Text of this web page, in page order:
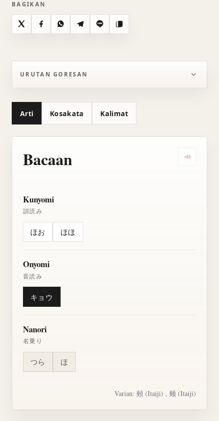
BAGIKAN
X FacebookWhatsAppTelegramLine Salin
URUTAN GORESAN
Arti Kosakata Kalimat
Bacaan
Kunyomi
訓読み
ほお ほほ
Onyomi
音読み
キョウ
Nanori
名乗り
つら ほ
Varian:頰 (Itaiji) , 颊 (Itaiji)